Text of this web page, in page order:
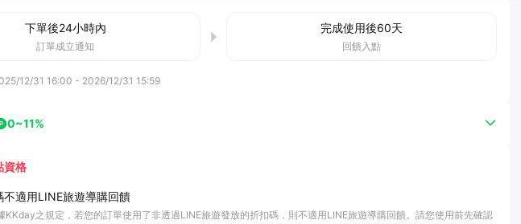
下單後24小時內
訂單成立通知
完成使用後60天
回饋入點
12/31 16:00 - 2026/12/31 15:59
0~11%
資格
不適用LINE旅遊導購回饋
KKday之規定，若您的訂單使用了非透過LINE旅遊發放的折扣碼，則不適用LINE旅遊導購回饋。請您使用前先確認